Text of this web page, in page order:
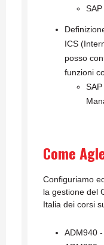
ICS
posso
funzioni
Come
Configuriamo
la gestione del
Italia dei corsi
ADM940